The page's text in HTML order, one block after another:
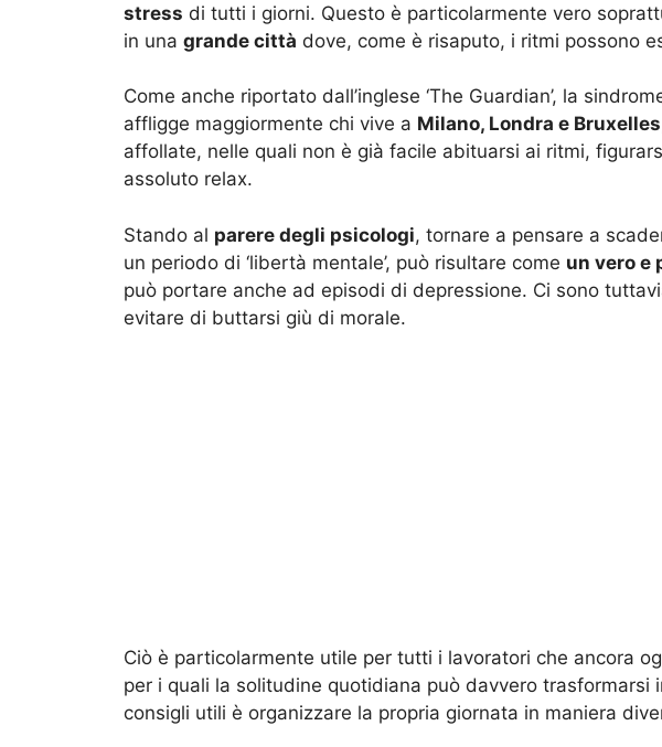
stress di tutti i giorni. Questo è particolarmente vero
in una grande città dove, come è risaputo, i ritmi possono
Come anche riportato dall’inglese ‘The Guardian’, la
affligge maggiormente chi vive a Milano, Londra e Bruxelles
affollate, nelle quali non è già facile abituarsi ai ritmi,
assoluto relax.
Stando al parere degli psicologi, tornare a pensare a
un periodo di ‘libertà mentale’, può risultare come un vero e
può portare anche ad episodi di depressione. Ci sono
evitare di buttarsi giù di morale.
Ciò è particolarmente utile per tutti i lavoratori che ancora
per i quali la solitudine quotidiana può davvero trasformarsi
consigli utili è organizzare la propria giornata in maniera